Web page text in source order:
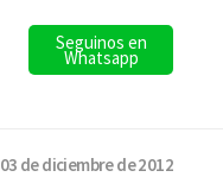
Seguinos en
Whatsapp
03 de diciembre de 2012